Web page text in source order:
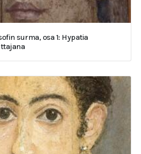
surma, osa 1: Hypatia